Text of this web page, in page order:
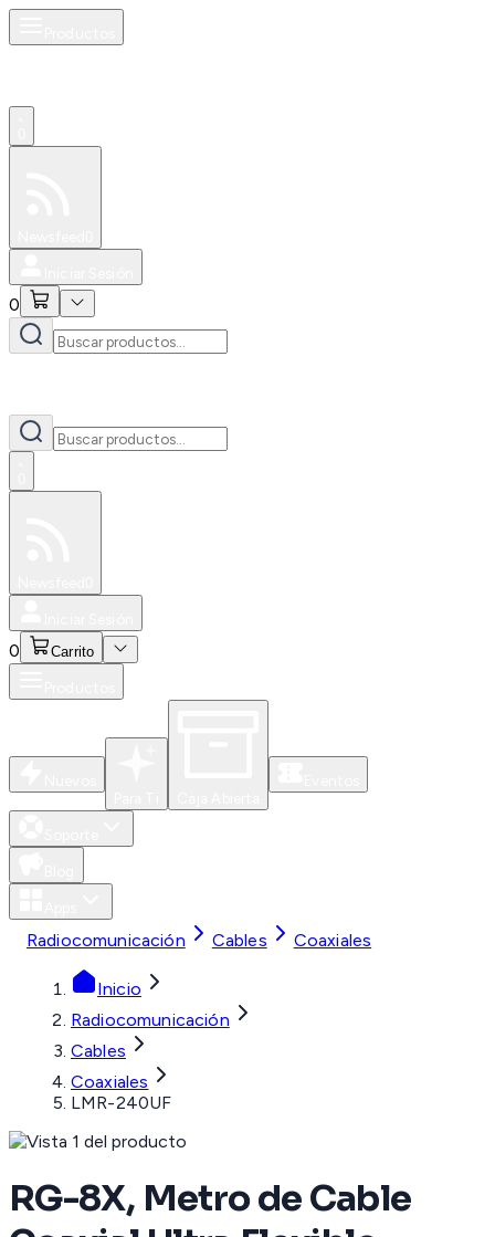
0
0 Carrito
Radiocomunicación Cables Coaxiales
Inicio
Radiocomunicación
Cables
Coaxiales
LMR-240UF
RG-8X, Metro de Cable